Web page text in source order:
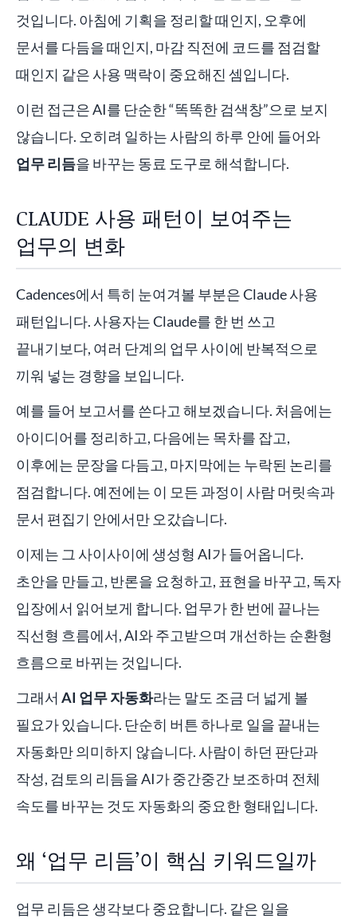
것입니다. 아침에 기획을 정리할 때인지, 오후에
문서를 다듬을 때인지, 마감 직전에 코드를 점검할
때인지 같은 사용 맥락이 중요해진 셈입니다.
이런 접근은 AI를 단순한 “똑똑한 검색창”으로 보지
않습니다. 오히려 일하는 사람의 하루 안에 들어와
업무 리듬을 바꾸는 동료 도구로 해석합니다.
CLAUDE 사용 패턴이 보여주는
업무의 변화
Cadences에서 특히 눈여겨볼 부분은 Claude 사용
패턴입니다. 사용자는 Claude를 한 번 쓰고
끝내기보다, 여러 단계의 업무 사이에 반복적으로
끼워 넣는 경향을 보입니다.
예를 들어 보고서를 쓴다고 해보겠습니다. 처음에는
아이디어를 정리하고, 다음에는 목차를 잡고,
이후에는 문장을 다듬고, 마지막에는 누락된 논리를
점검합니다. 예전에는 이 모든 과정이 사람 머릿속과
문서 편집기 안에서만 오갔습니다.
이제는 그 사이사이에 생성형 AI가 들어옵니다.
초안을 만들고, 반론을 요청하고, 표현을 바꾸고, 독자
입장에서 읽어보게 합니다. 업무가 한 번에 끝나는
직선형 흐름에서, AI와 주고받으며 개선하는 순환형
흐름으로 바뀌는 것입니다.
그래서 AI 업무 자동화라는 말도 조금 더 넓게 볼
필요가 있습니다. 단순히 버튼 하나로 일을 끝내는
자동화만 의미하지 않습니다. 사람이 하던 판단과
작성, 검토의 리듬을 AI가 중간중간 보조하며 전체
속도를 바꾸는 것도 자동화의 중요한 형태입니다.
왜 ‘업무 리듬’이 핵심 키워드일까
업무 리듬은 생각보다 중요합니다. 같은 일을